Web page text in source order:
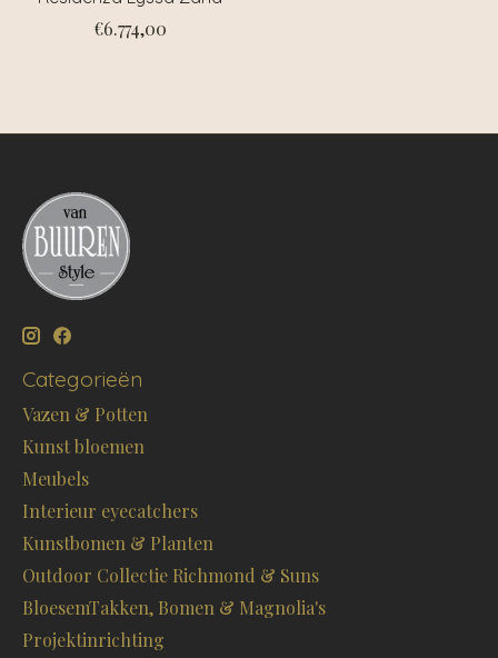
€6.774,00
Categorieën
Vazen & Potten
Kunst bloemen
Meubels
Interieur eyecatchers
Kunstbomen & Planten
Outdoor Collectie Richmond & Suns
BloesemTakken, Bomen & Magnolia's
Projektinrichting